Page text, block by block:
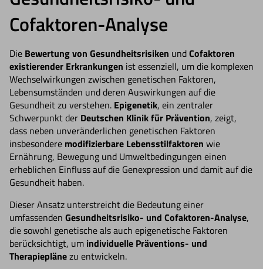
Cofaktoren-Analyse
Die Bewertung von Gesundheitsrisiken undCofaktoren
existierender Erkrankungen ist essenziell, um die komplexen
Wechselwirkungen zwischen genetischen Faktoren,
Lebensumständen und deren Auswirkungen auf die
Gesundheit zu verstehen. Epigenetik, ein zentraler
Schwerpunkt der Deutschen Klinik für Prävention, zeigt,
dass neben unveränderlichen genetischen Faktoren
insbesondere modifizierbare Lebensstilfaktoren wie
Ernährung, Bewegung und Umweltbedingungen einen
erheblichen Einfluss auf die Genexpression und damit auf die
Gesundheit haben.
Dieser Ansatz unterstreicht die Bedeutung einer
umfassenden Gesundheitsrisiko- und Cofaktoren-Analyse,
die sowohl genetische als auch epigenetische Faktoren
berücksichtigt, um individuelle Präventions- und
Therapieplänezu entwickeln.